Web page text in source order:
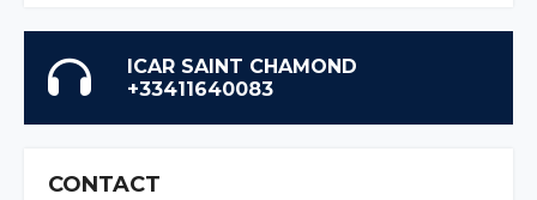
ICAR SAINT CHAMOND
+33411640083
CONTACT